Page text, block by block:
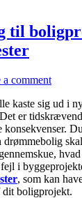
til
a comment
kaste sig ud i
er
konsekvenser.
i
, som kan
dit boligprojekt.